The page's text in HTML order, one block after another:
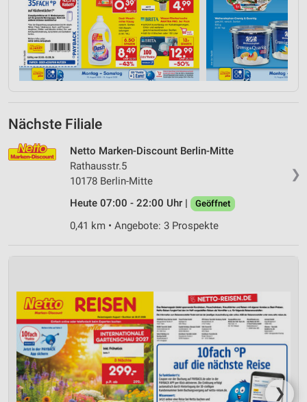
Nächste Filiale
❯
Netto Marken-Discount Berlin-Mitte
Rathausstr.5
10178 Berlin-Mitte
Heute 07:00 - 22:00 Uhr |
Geöffnet
0,41 km • Angebote: 3 Prospekte
❯